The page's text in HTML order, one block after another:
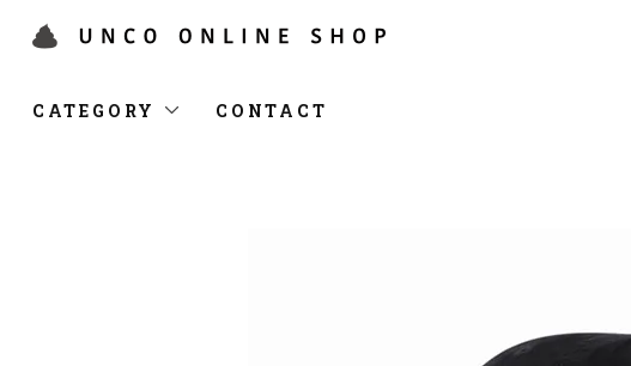
CATEGORY CONTACT